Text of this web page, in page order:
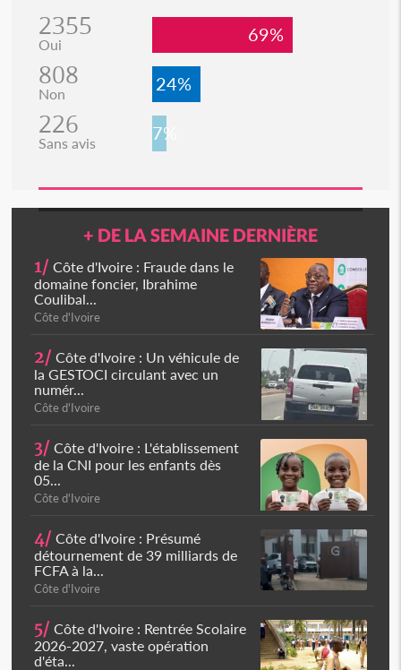
2355
Oui 69%
808
Non 24%
226
Sans avis 7%
+ DE LA SEMAINE DERNIÈRE
1/ Côte d'Ivoire : Fraude dans le
domaine foncier, Ibrahime
Coulibal...
Côte d'Ivoire
2/ Côte d'Ivoire : Un véhicule de
la GESTOCI circulant avec un
numér...
Côte d'Ivoire
3/ Côte d'Ivoire : L'établissement
de la CNI pour les enfants dès
05...
Côte d'Ivoire
4/ Côte d'Ivoire : Présumé
détournement de 39 milliards de
FCFA à la...
Côte d'Ivoire
5/ Côte d'Ivoire : Rentrée Scolaire
2026-2027, vaste opération
d'éta...